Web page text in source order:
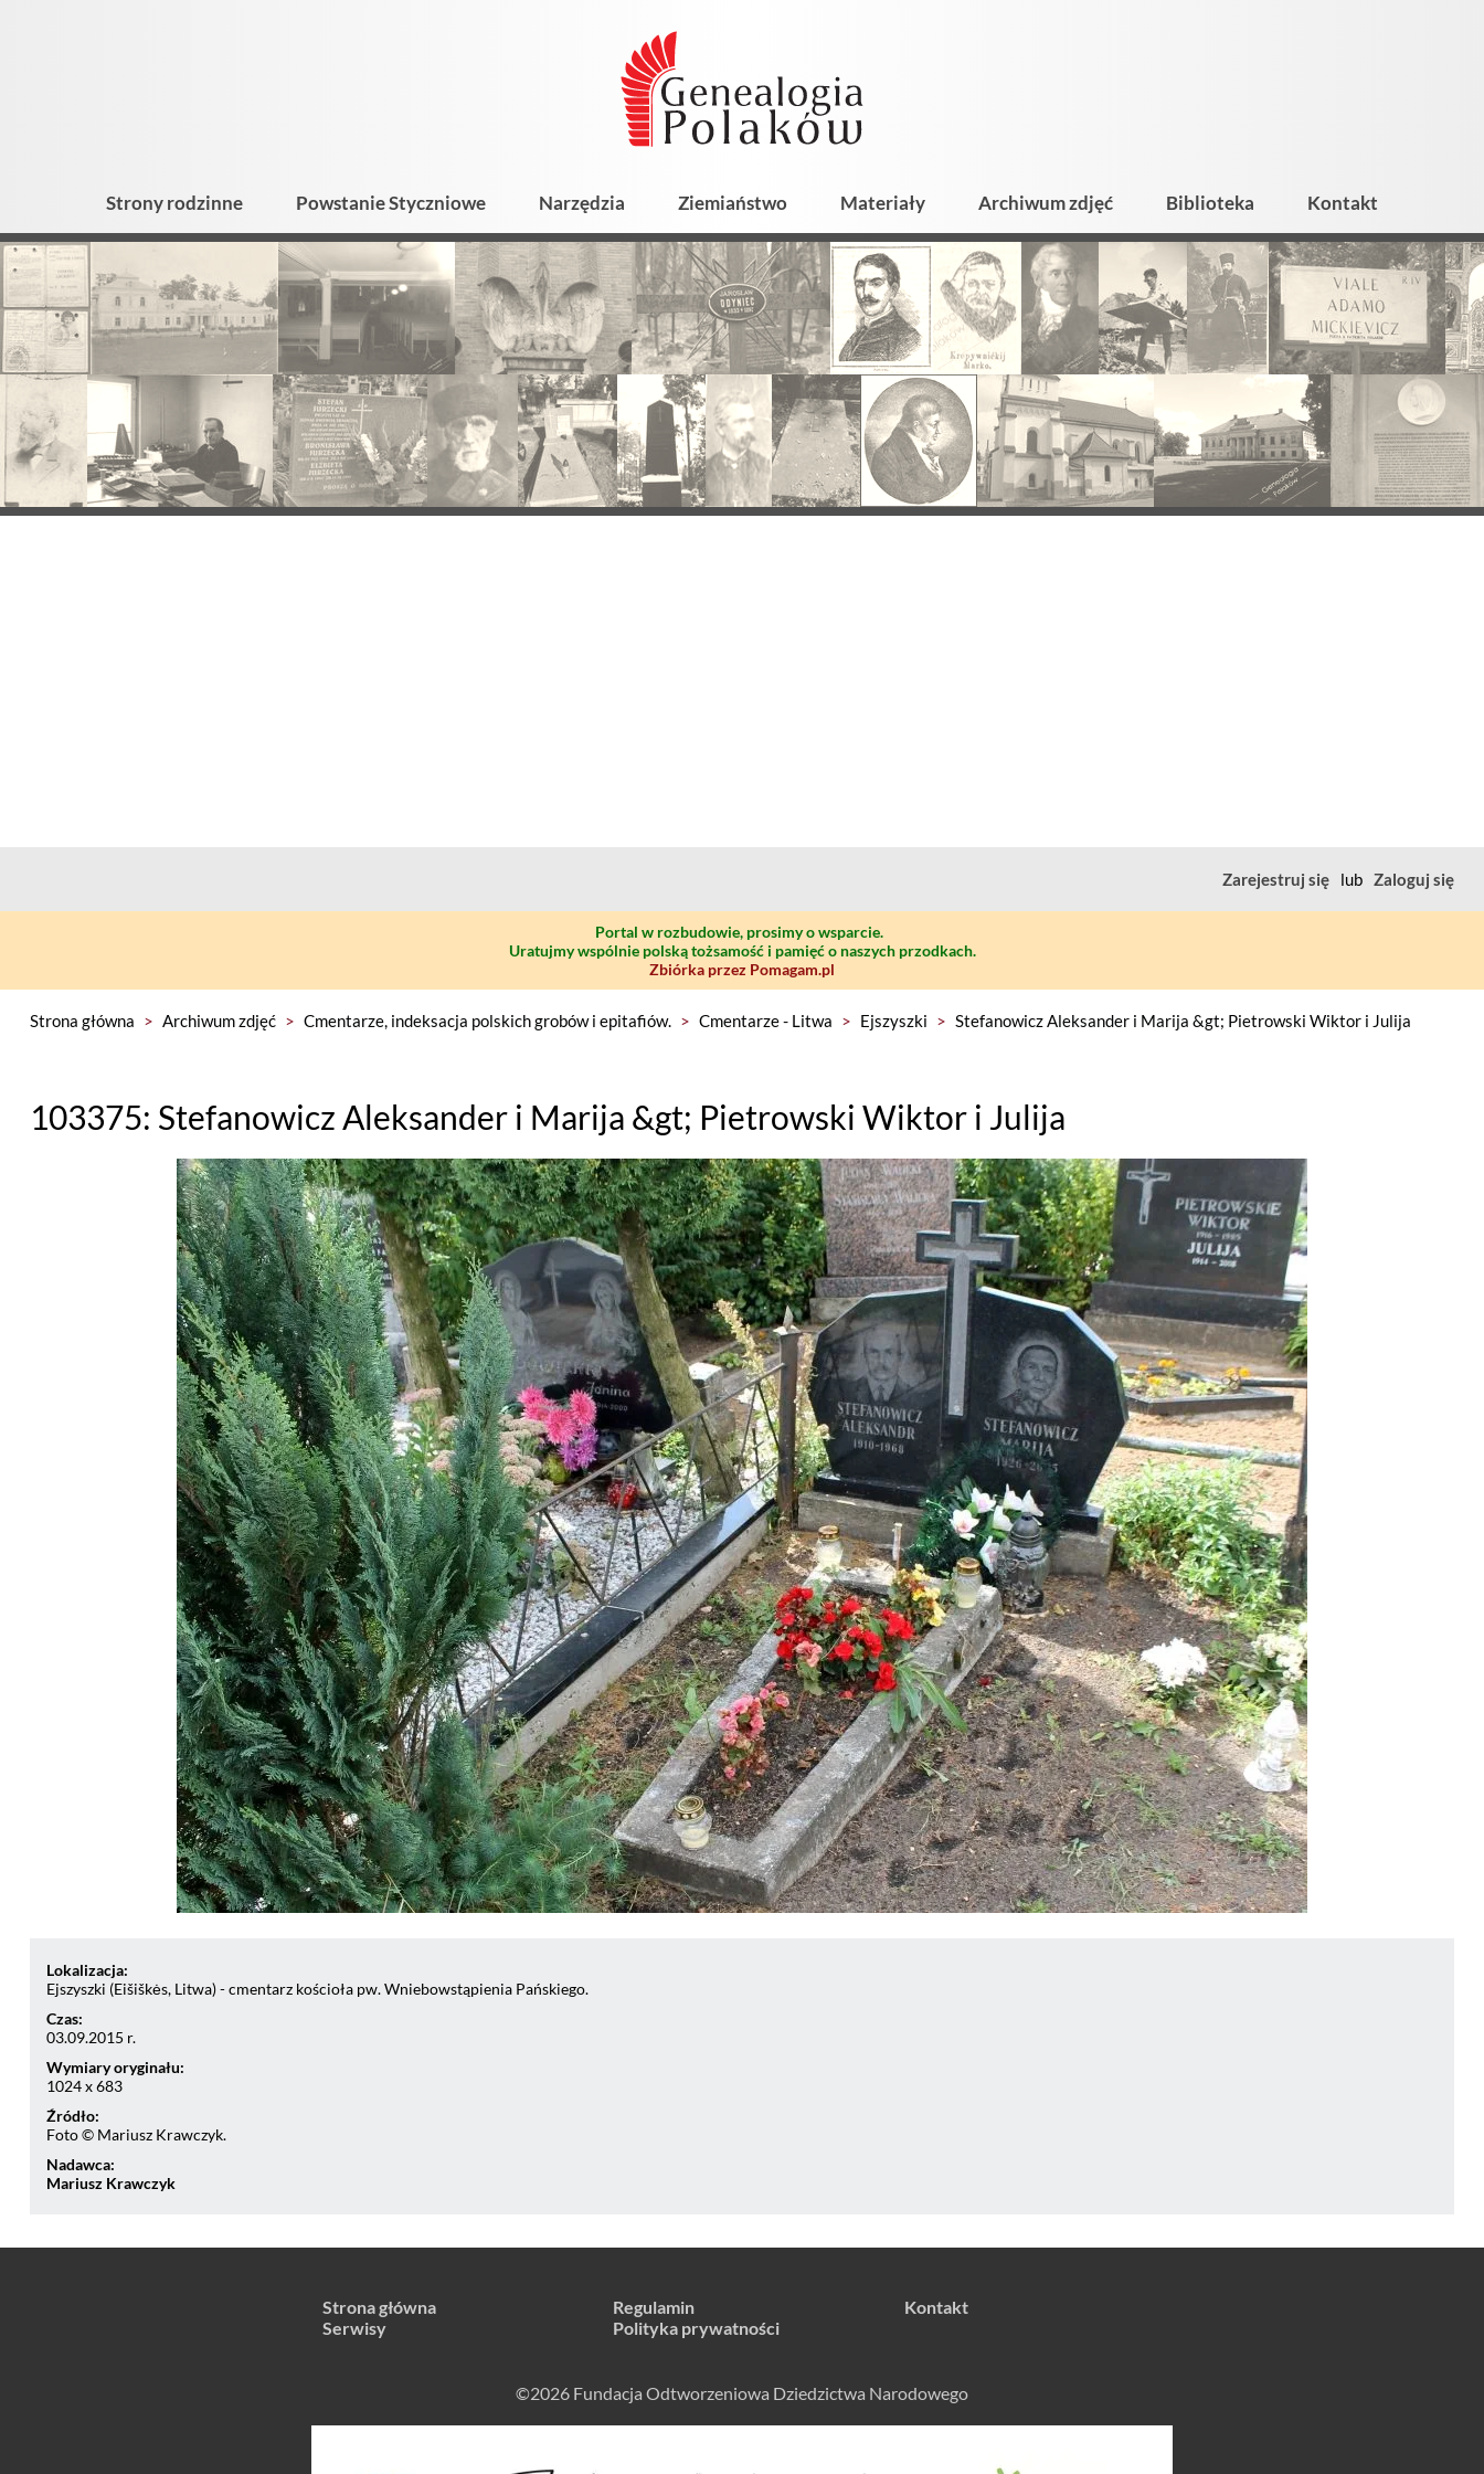
Strony rodzinne Powstanie Styczniowe Narzędzia Ziemiaństwo Materiały Archiwum zdjęć Biblioteka Kontakt
Zarejestruj się lub Zaloguj się
Portal w rozbudowie, prosimy o wsparcie.
Uratujmy wspólnie polską tożsamość i pamięć o naszych przodkach.
Zbiórka przez Pomagam.pl
Strona główna > Archiwum zdjęć > Cmentarze, indeksacja polskich grobów i epitafiów. > Cmentarze - Litwa > Ejszyszki > Stefanowicz Aleksander i Marija &gt; Pietrowski Wiktor i Julija
103375: Stefanowicz Aleksander i Marija &gt; Pietrowski Wiktor i Julija
Lokalizacja:
Ejszyszki (Eišiškės, Litwa) - cmentarz kościoła pw. Wniebowstąpienia Pańskiego.
Czas:
03.09.2015 r.
Wymiary oryginału:
1024 x 683
Źródło:
Foto © Mariusz Krawczyk.
Nadawca:
Mariusz Krawczyk
Strona główna
Serwisy
Regulamin
Polityka prywatności
Kontakt
©2026 Fundacja Odtworzeniowa Dziedzictwa Narodowego